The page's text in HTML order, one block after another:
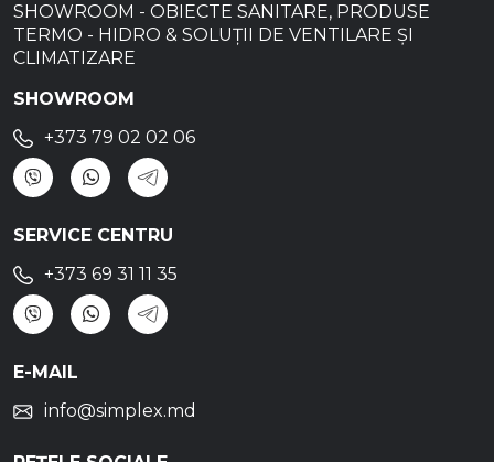
SHOWROOM - OBIECTE SANITARE, PRODUSE
TERMO - HIDRO & SOLUȚII DE VENTILARE ȘI
CLIMATIZARE
SHOWROOM
+373 79 02 02 06
SERVICE CENTRU
+373 69 31 11 35
E-MAIL
info@simplex.md